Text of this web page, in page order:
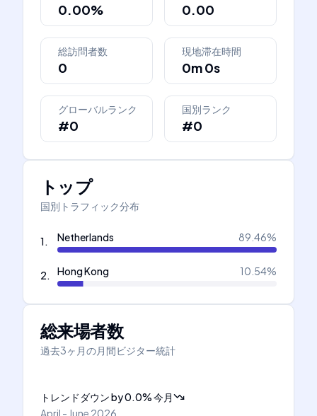
0.00% 0.00
総訪問者数
0
現地滞在時間
0m 0s
グローバルランク
#0
国別ランク
#0
トップ
国別トラフィック分布
1. Netherlands 89.46%
2. Hong Kong 10.54%
総来場者数
過去3ヶ月の月間ビジター統計
トレンドダウンby0.0%今月
April - June 2026